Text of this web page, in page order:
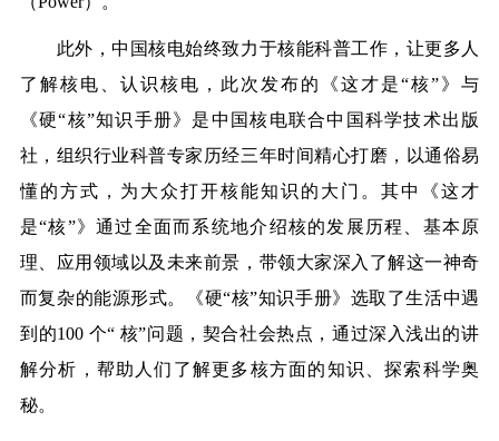
此外，中国核电始终致力于核能科普工作，让更多人
了解核电、认识核电，此次发布的《这才是“核”》与
《硬“核”知识手册》是中国核电联合中国科学技术出版
社，组织行业科普专家历经三年时间精心打磨，以通俗易
懂的方式，为大众打开核能知识的大门。其中《这才
是“核”》通过全面而系统地介绍核的发展历程、基本原
理、应用领域以及未来前景，带领大家深入了解这一神奇
而复杂的能源形式。《硬“核”知识手册》选取了生活中遇
到的100 个“ 核”问题，契合社会热点，通过深入浅出的讲
解分析，帮助人们了解更多核方面的知识、探索科学奥
秘。